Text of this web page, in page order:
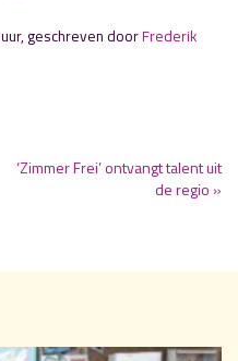
geschreven doorFrederik
‘Zimmer Frei’ ontvangt talent uit
de regio »